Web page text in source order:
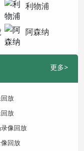
利物浦
阿森纳
更多>
放
放
像回放
回放